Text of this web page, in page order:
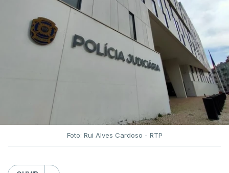
Foto: Rui Alves Cardoso - RTP